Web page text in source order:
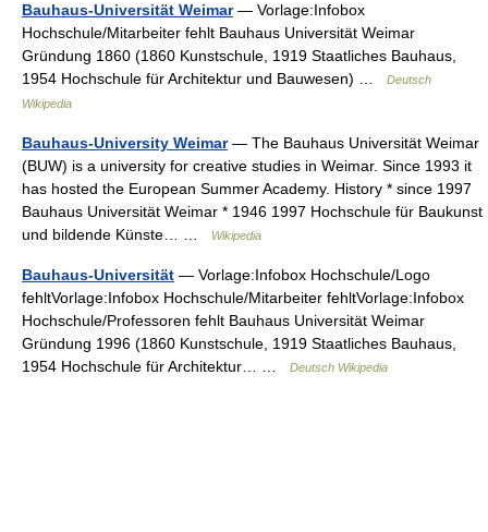
Bauhaus-Universität Weimar— Vorlage:Infobox
Hochschule/Mitarbeiter fehlt Bauhaus Universität Weimar
Gründung 1860 (1860 Kunstschule, 1919 Staatliches Bauhaus,
1954 Hochschule für Architektur und Bauwesen) …
Deutsch
Wikipedia
Bauhaus-University Weimar— The Bauhaus Universität Weimar
(BUW) is a university for creative studies in Weimar. Since 1993 it
has hosted the European Summer Academy. History * since 1997
Bauhaus Universität Weimar * 1946 1997 Hochschule für Baukunst
und bildende Künste… …
Wikipedia
Bauhaus-Universität — Vorlage:Infobox Hochschule/Logo
fehltVorlage:Infobox Hochschule/Mitarbeiter fehltVorlage:Infobox
Hochschule/Professoren fehlt Bauhaus Universität Weimar
Gründung 1996 (1860 Kunstschule, 1919 Staatliches Bauhaus,
1954 Hochschule für Architektur… …
Deutsch Wikipedia